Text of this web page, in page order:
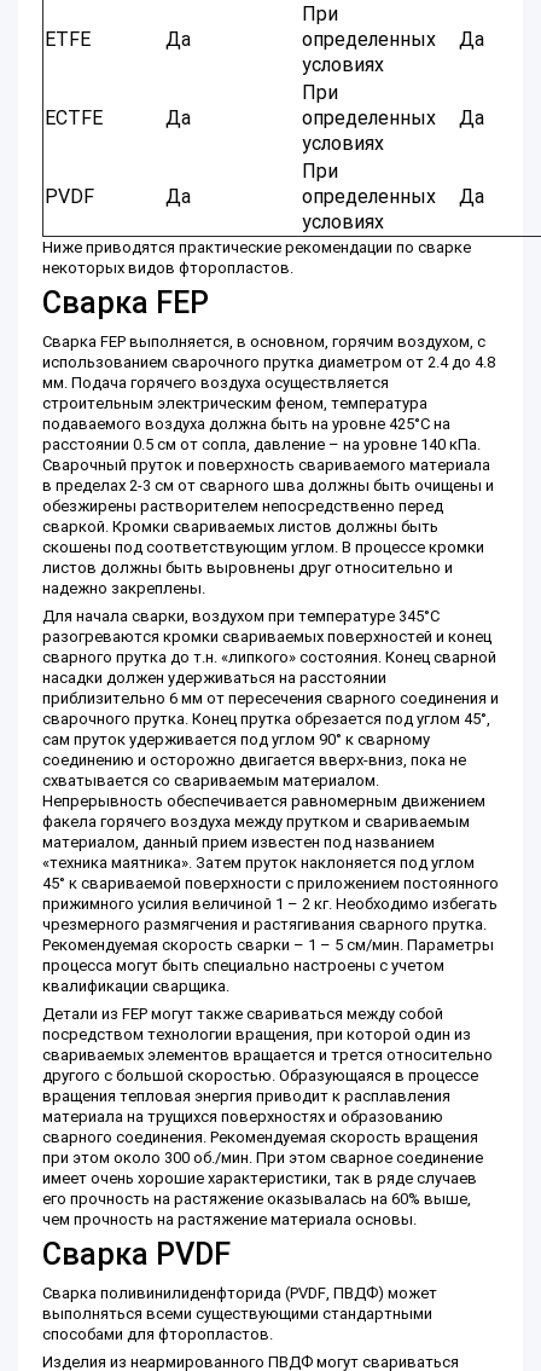
ETFE Да
При
определенных
условиях
Да
ECTFE Да
При
определенных
условиях
Да
PVDF Да
При
определенных
условиях
Да
Ниже приводятся практические рекомендации по сварке
некоторых видов фторопластов.
Сварка FEP
Сварка FEP выполняется, в основном, горячим воздухом, с
использованием сварочного прутка диаметром от 2.4 до 4.8
мм. Подача горячего воздуха осуществляется
строительным электрическим феном, температура
подаваемого воздуха должна быть на уровне 425°С на
расстоянии 0.5 см от сопла, давление – на уровне 140 кПа.
Сварочный пруток и поверхность свариваемого материала
в пределах 2-3 см от сварного шва должны быть очищены и
обезжирены растворителем непосредственно перед
сваркой. Кромки свариваемых листов должны быть
скошены под соответствующим углом. В процессе кромки
листов должны быть выровнены друг относительно и
надежно закреплены.
Для начала сварки, воздухом при температуре 345°С
разогреваются кромки свариваемых поверхностей и конец
сварного прутка до т.н. «липкого» состояния. Конец сварной
насадки должен удерживаться на расстоянии
приблизительно 6 мм от пересечения сварного соединения и
сварочного прутка. Конец прутка обрезается под углом 45°,
сам пруток удерживается под углом 90° к сварному
соединению и осторожно двигается вверх-вниз, пока не
схватывается со свариваемым материалом.
Непрерывность обеспечивается равномерным движением
факела горячего воздуха между прутком и свариваемым
материалом, данный прием известен под названием
«техника маятника». Затем пруток наклоняется под углом
45° к свариваемой поверхности с приложением постоянного
прижимного усилия величиной 1 – 2 кг. Необходимо избегать
чрезмерного размягчения и растягивания сварного прутка.
Рекомендуемая скорость сварки – 1 – 5 см/мин. Параметры
процесса могут быть специально настроены с учетом
квалификации сварщика.
Детали из FEP могут также свариваться между собой
посредством технологии вращения, при которой один из
свариваемых элементов вращается и трется относительно
другого с большой скоростью. Образующаяся в процессе
вращения тепловая энергия приводит к расплавления
материала на трущихся поверхностях и образованию
сварного соединения. Рекомендуемая скорость вращения
при этом около 300 об./мин. При этом сварное соединение
имеет очень хорошие характеристики, так в ряде случаев
его прочность на растяжение оказывалась на 60% выше,
чем прочность на растяжение материала основы.
Сварка PVDF
Сварка поливинилиденфторида (PVDF, ПВДФ) может
выполняться всеми существующими стандартными
способами для фторопластов.
Изделия из неармированного ПВДФ могут свариваться